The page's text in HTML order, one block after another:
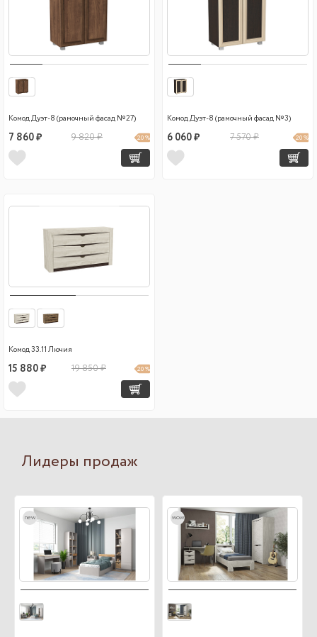
Комод Дуэт-8 (рамочный фасад №27)
7 860 ₽ 9 820 ₽ 20 %
Комод Дуэт-8 (рамочный фасад №3)
6 060 ₽ 7 570 ₽ 20 %
Комод 33.11 Лючия
15 880 ₽ 19 850 ₽ 20 %
Лидеры продаж
new wow